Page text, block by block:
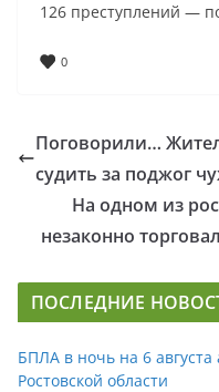
126 преступлений —
0
Поговорили…
судить за поджог
На одном из
незаконно
ПОСЛЕДНИЕ
БПЛА в ночь на 6
Ростовской области